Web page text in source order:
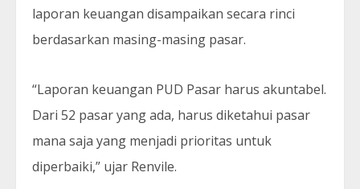
laporan keuangan disampaikan secara rinci
berdasarkan masing-masing pasar.
“Laporan keuangan PUD Pasar harus akuntabel.
Dari 52 pasar yang ada, harus diketahui pasar
mana saja yang menjadi prioritas untuk
diperbaiki,” ujar Renvile.